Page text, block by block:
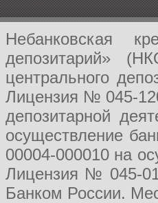
Небанковская
депозитарий»
центрального
Лицензия № 045-
депозитарной
осуществление
00004-000010 на
Лицензия № 045-01
Банком России.